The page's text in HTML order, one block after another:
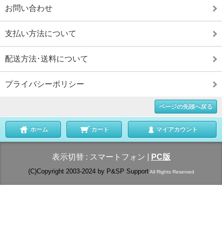
お問い合わせ
支払い方法について
配送方法･送料について
プライバシーポリシー
ページの先頭へ戻る
ホーム カート マイアカウント
表示切替 : スマートフォン PC版
(C)Copyright 2003-2024 by P&SP SupportAll Rights Reserved